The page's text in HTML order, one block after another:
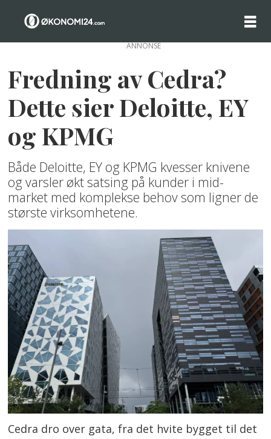
ANNONSE
Fredning av Cedra?
Dette sier Deloitte, EY
og KPMG
Både Deloitte, EY og KPMG kvesser knivene
og varsler økt satsing på kunder i mid-
market med komplekse behov som ligner de
største virksomhetene.
Cedra dro over gata, fra det hvite bygget til det